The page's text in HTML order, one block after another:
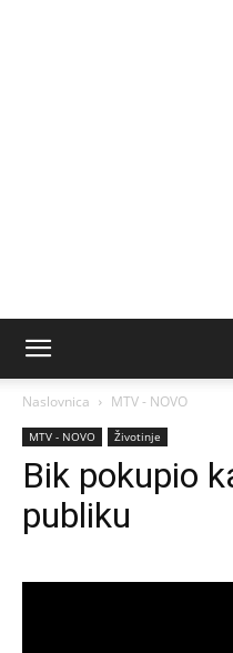
Naslovnica MTV - NOVO
MTV - NOVO Životinje
Bik pokupio
publiku